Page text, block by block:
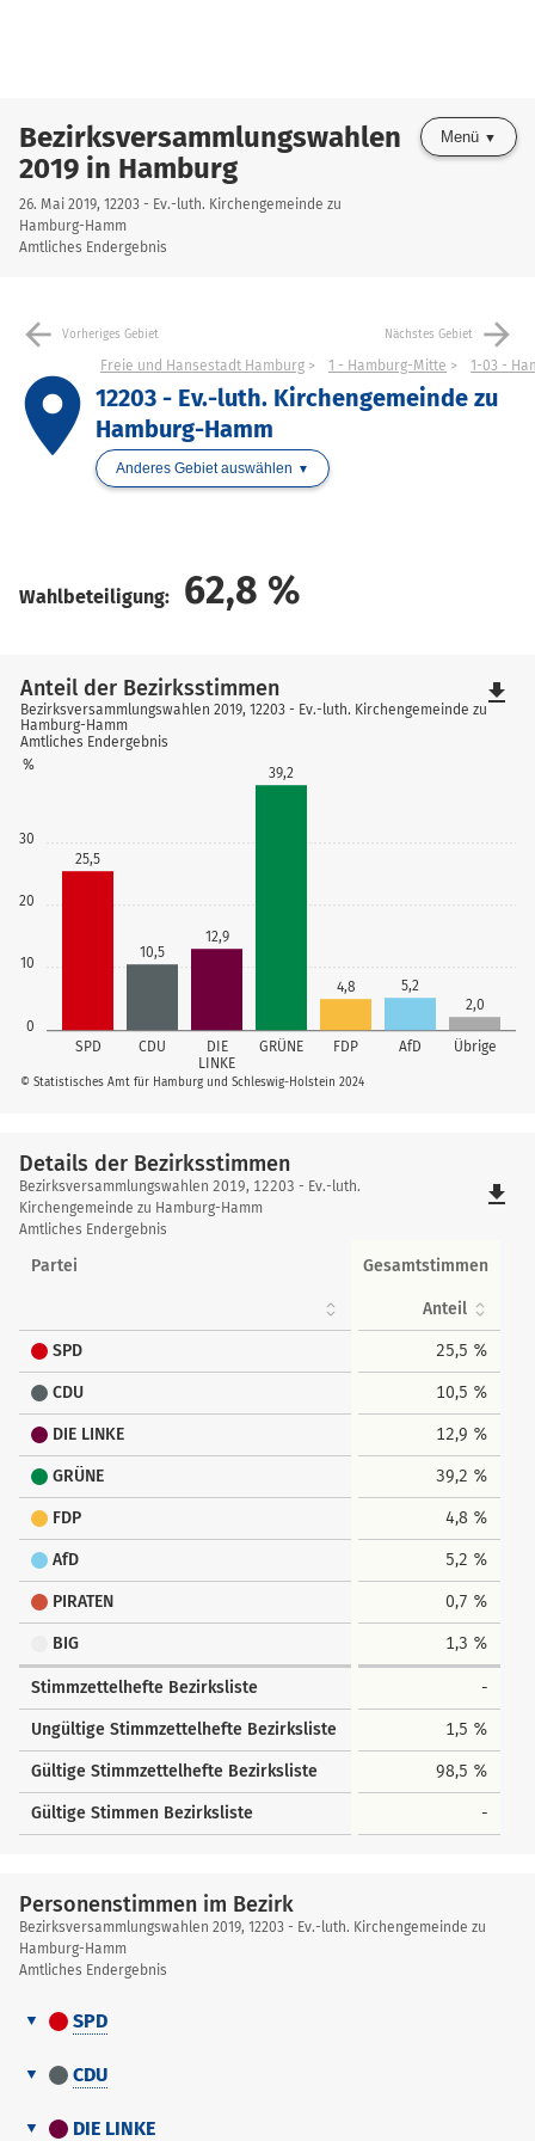
Bezirksversammlungswahlen
2019 in Hamburg
26. Mai 2019, 12203 - Ev.-luth. Kirchengemeinde zu
Hamburg-Hamm
Amtliches Endergebnis
Menü
arrow_back Vorheriges Gebiet Nächstes Gebiet arrow_forward
place
Freie und Hansestadt Hamburg 1 - Hamburg-Mitte 1-03 -
12203 - Ev.-luth. Kirchengemeinde zu
Hamburg-Hamm
Anderes Gebiet auswählen
Wahlbeteiligung: 62,8 %
0
10
20
30
%
SPD CDU
DIE
LINKE
GRÜNE FDP AfD Übrige
25,5
10,5
12,9
39,2
4,8
5,2
2,0
© Statistisches Amt für Hamburg und Schleswig-Holstein 2024
Anteil der Bezirksstimmen
Bezirksversammlungswahlen 2019, 12203 - Ev.-luth. Kirchengemeinde zu
Hamburg-Hamm
Amtliches Endergebnis
file_download
Details der Bezirksstimmen
Details
der
Bezirksstimmen
Bezirksversammlungswahlen 2019, 12203 - Ev.-luth.
Kirchengemeinde zu Hamburg-Hamm
Amtliches Endergebnis
file_download
Partei Gesamtstimmen
Anteil
SPD 25,5 %
CDU 10,5 %
DIE LINKE 12,9 %
GRÜNE 39,2 %
FDP 4,8 %
AfD 5,2 %
PIRATEN 0,7 %
BIG 1,3 %
Stimmzettelhefte Bezirksliste -
Ungültige Stimmzettelhefte Bezirksliste 1,5 %
Gültige Stimmzettelhefte Bezirksliste 98,5 %
Gültige Stimmen Bezirksliste -
Personenstimmen im Bezirk
Bezirksversammlungswahlen 2019, 12203 - Ev.-luth. Kirchengemeinde zu
Hamburg-Hamm
Amtliches Endergebnis
SPD
im
Bezirk
CDU
im
DIE LINKE